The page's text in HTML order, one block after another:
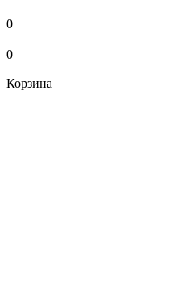
0
0
Корзина